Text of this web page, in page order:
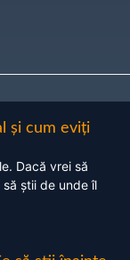
și cum eviți
Dacă vrei să
știi de unde îl